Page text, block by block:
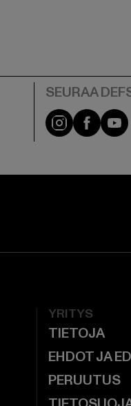
Visit our
Visit
YRITYS
TIETOJA
EHDOT JA
PERUUTUS